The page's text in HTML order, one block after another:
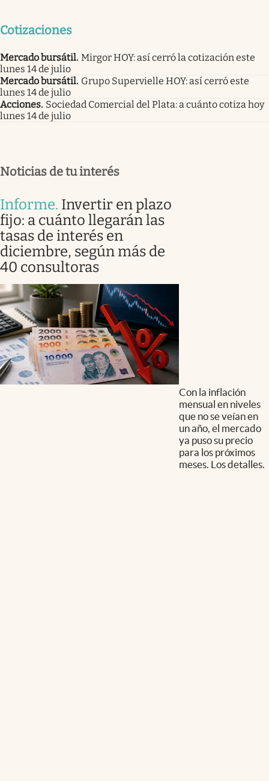
Cotizaciones
Mercado bursátil. Mirgor HOY: así cerró la cotización este
lunes 14 de julio
Mercado bursátil. Grupo Supervielle HOY: así cerró este
lunes 14 de julio
Acciones. Sociedad Comercial del Plata: a cuánto cotiza hoy
lunes 14 de julio
Noticias de tu interés
Informe. Invertir en plazo
fijo: a cuánto llegarán las
tasas de interés en
diciembre, según más de
40 consultoras
Con la inflación
mensual en niveles
que no se veían en
un año, el mercado
ya puso su precio
para los próximos
meses. Los detalles.